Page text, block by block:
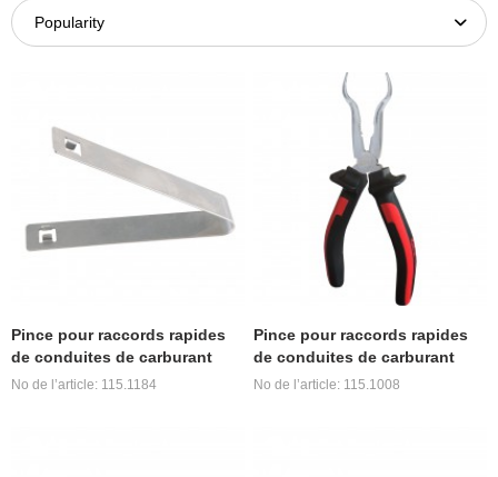
Pince pour raccords rapides
de conduites de carburant
No de l’article: 115.1184
Pince pour raccords rapides
de conduites de carburant
No de l’article: 115.1008